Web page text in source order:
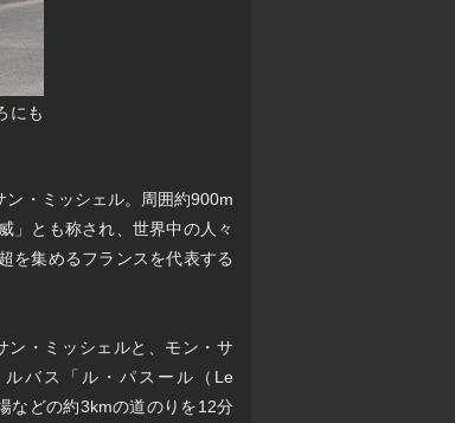
にも
・ミッシェル。周囲約900m
」とも称され、世界中の人々
を集めるフランスを代表する
ン・ミッシェルと、モン・サ
バス「ル・パスール（Le
などの約3kmの道のりを12分